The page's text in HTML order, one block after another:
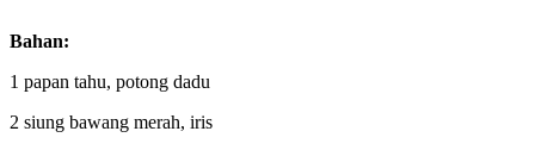
Bahan:
1 papan tahu, potong dadu
2 siung bawang merah, iris